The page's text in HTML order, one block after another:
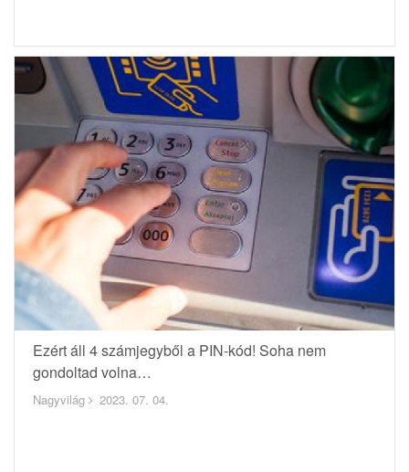
Ezért áll 4 számjegyből a PIN-kód! Soha nem
gondoltad volna…
Nagyvilág 2023. 07. 04.